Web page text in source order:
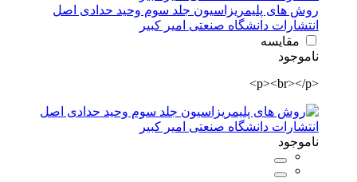
روش های پلیمریزاسیون جلد سوم وحید حدادی اصل
انتشارات دانشگاه صنعتی امیر کبیر
مقایسه
ناموجود
<p><br></p>
ناموجود